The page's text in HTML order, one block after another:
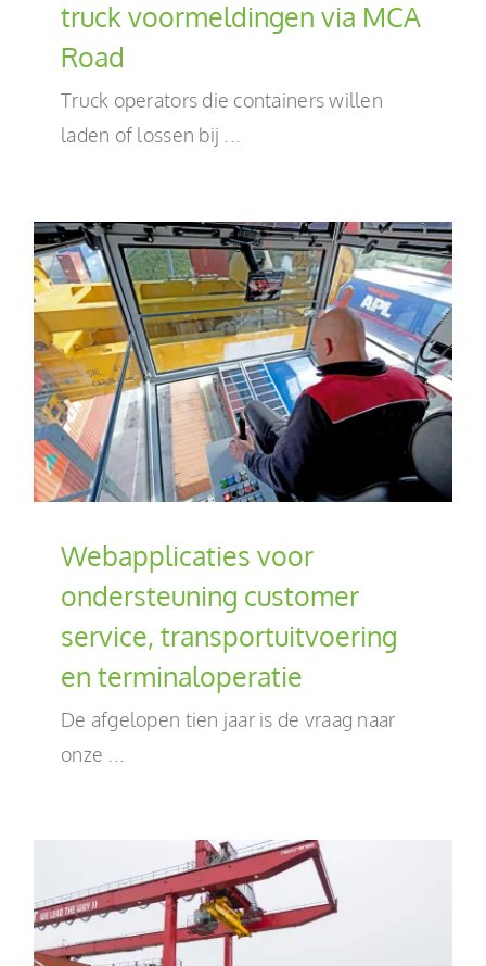
truck voormeldingen via MCA
Road
Truck operators die containers willen
laden of lossen bij ...
Webapplicaties voor
ondersteuning customer
service, transportuitvoering
en terminaloperatie
De afgelopen tien jaar is de vraag naar
onze ...